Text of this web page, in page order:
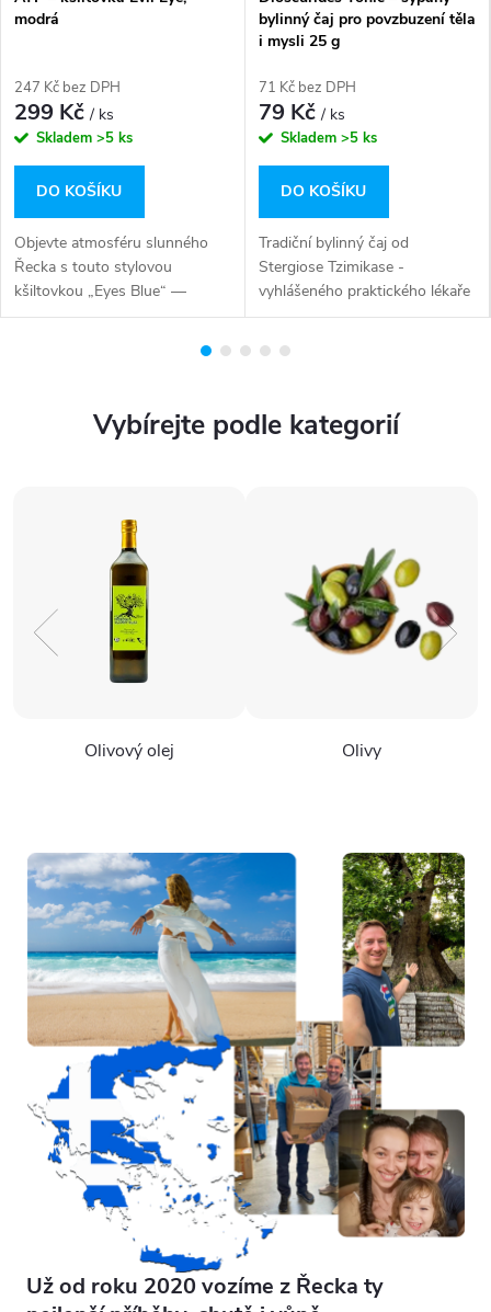
modrá
247 Kč bez DPH
299 Kč/ ks
Skladem >5 ks
DO KOŠÍKU
Objevte atmosféru slunného
Řecka s touto stylovou
kšiltovkou „Eyes Blue“ —
perfektní volbou pro milovníky
bylinný čaj pro povzbuzení těla
i mysli 25 g
71 Kč bez DPH
79 Kč/ ks
Skladem >5 ks
DO KOŠÍKU
Tradiční bylinný čaj od
Stergiose Tzimikase -
vyhlášeného praktického lékaře
na severu Řecka. Tonic, bylinná
organismu, kombinuje mátu,
Vybírejte podle kategorií
Olivový olej Olivy
Už od roku 2020 vozíme z Řecka ty